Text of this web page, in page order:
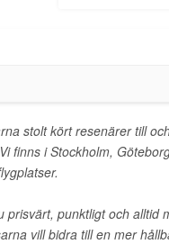
stolt kört resenärer till
finns i Stockholm,
prisvärt, punktligt och alltid
vill bidra till en mer